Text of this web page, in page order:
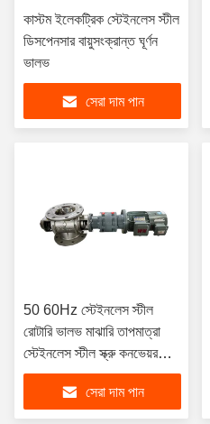
কাস্টম ইলেকট্রিক স্টেইনলেস স্টীল
ডিসপেনসার বায়ুসংক্রান্ত ঘূর্ণন
ভালভ
সেরা দাম পান
50 60Hz স্টেইনলেস স্টীল
রোটারি ভালভ মাঝারি তাপমাত্রা
স্টেইনলেস স্টীল স্ক্রু কনভেয়র
মাঝারি তাপমাত্রা জন্য ডিজাইন
সেরা দাম পান